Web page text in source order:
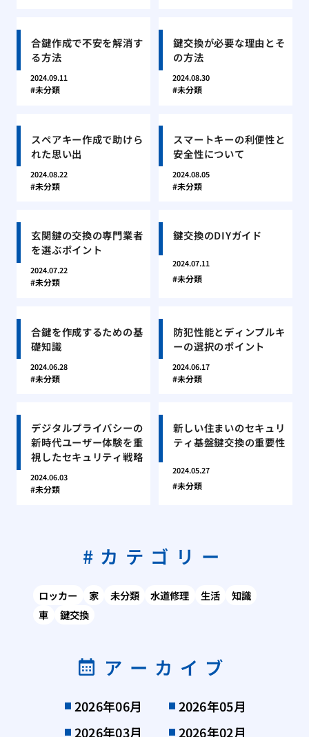
合鍵作成で不安を解消す
る方法
2024.09.11
未分類
鍵交換が必要な理由とそ
の方法
2024.08.30
未分類
スペアキー作成で助けら
れた思い出
2024.08.22
未分類
スマートキーの利便性と
安全性について
2024.08.05
未分類
玄関鍵の交換の専門業者
を選ぶポイント
2024.07.22
未分類
鍵交換のDIYガイド
2024.07.11
未分類
合鍵を作成するための基
礎知識
2024.06.28
未分類
防犯性能とディンプルキ
ーの選択のポイント
2024.06.17
未分類
デジタルプライバシーの
新時代ユーザー体験を重
視したセキュリティ戦略
2024.06.03
未分類
新しい住まいのセキュリ
ティ基盤鍵交換の重要性
2024.05.27
未分類
カテゴリー
ロッカー 家 未分類 水道修理 生活
知識
車
鍵交換
アーカイブ
2026年06月
2026年05月
2026年03月
2026年02月